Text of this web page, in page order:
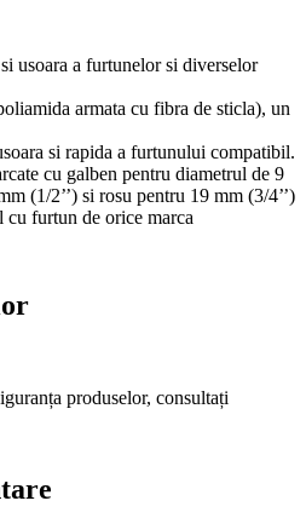
usoara a furtunelor si diverselor
armata cu fibra de sticla), un
si rapida a furtunului compatibil.
cu galben pentru diametrul de 9
(1/2’’) si rosu pentru 19 mm (3/4’’)
furtun de orice marca
produselor, consultați